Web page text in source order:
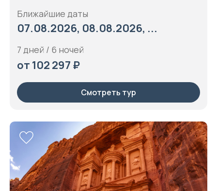
Ближайшие даты
07.08.2026, 08.08.2026, ...
7 дней / 6 ночей
от 102 297 ₽
Смотреть тур